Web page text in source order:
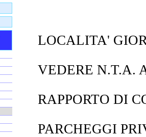
LOCALITA'
VEDERE N.T.A.
RAPPORTO DI
PARCHEGGI